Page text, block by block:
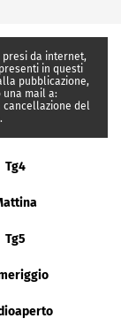
presi da internet,
in questi
pubblicazione,
mail a:
cancellazione del
Tg4
Tg5